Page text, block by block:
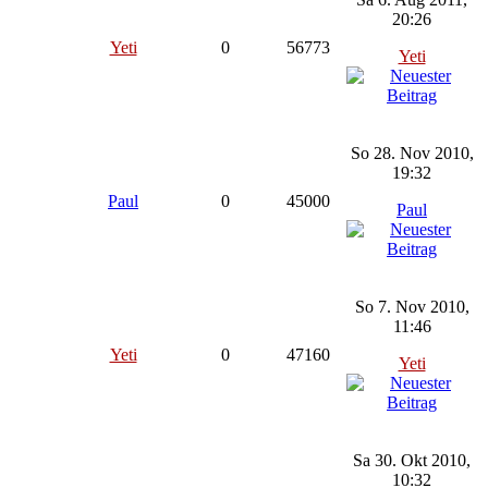
Yeti 0 56773
20:26
Yeti
Paul 0 45000
So 28. Nov 2010,
19:32
Paul
Yeti 0 47160
So 7. Nov 2010,
11:46
Yeti
Sa 30. Okt 2010,
10:32